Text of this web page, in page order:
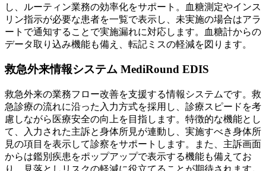
し、ルーティン業務の効率化をサポート。血糖測定やインス
リン指示が必要な患者を一覧で表示し、未実施の場合はアラ
ートで通知することで実施漏れに対応します。血糖計からの
データ取り込み機能も備え、転記ミスの軽減を図ります。
救急外来情報システム MediRound EDIS
救急外来の業務フロー改善を支援する情報システムです。救
急診療の流れに沿った入力方式を採用し、診療スピードを考
慮しながら医療安全の向上を目指します。特徴的な機能とし
て、入力された主訴と身体所見が連動し、実施すべき身体所
見の項目を表示して診察をサポートします。また、主訴画面
からは鑑別疾患をポップアップで表示する機能も備えてお
り、見落としリスクの軽減に役立てることが期待されます。